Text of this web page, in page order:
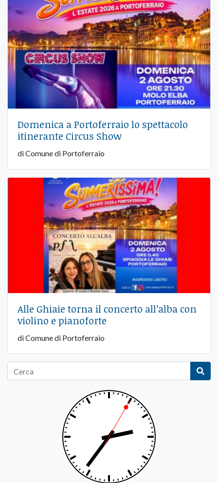
Domenica a Portoferraio lo spettacolo
itinerante Circus Show
di Comune di Portoferraio
Alle Ghiaie torna il concerto all’alba con
violino e pianoforte
di Comune di Portoferraio